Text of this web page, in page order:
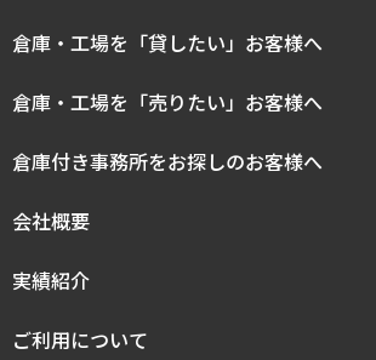
倉庫・工場を「貸したい」お客様へ
倉庫・工場を「売りたい」お客様へ
倉庫付き事務所をお探しのお客様へ
会社概要
実績紹介
ご利用について